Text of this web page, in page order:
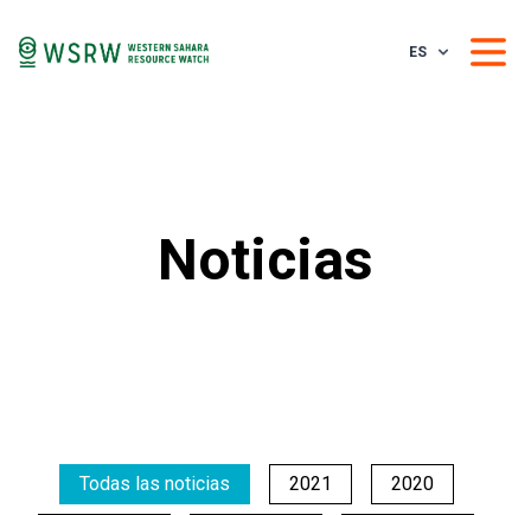
ES
Noticias
Todas las noticias 2021 2020